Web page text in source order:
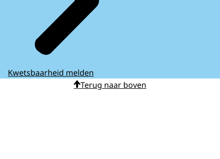
Kwetsbaarheid melden
Terug naar boven